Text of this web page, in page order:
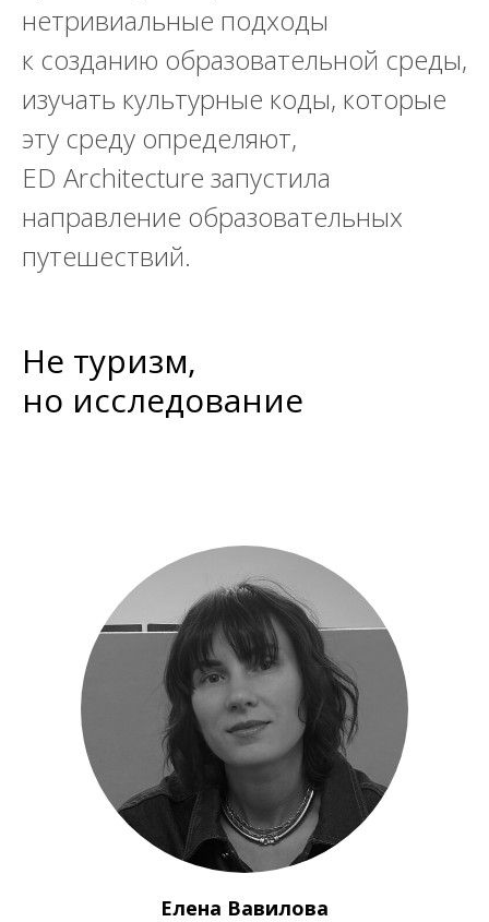
нетривиальные подходы
к созданию образовательной среды,
изучать культурные коды, которые
эту среду определяют,
ED Architecture запустила
направление образовательных
путешествий.
Не туризм,
но исследование
Елена Вавилова